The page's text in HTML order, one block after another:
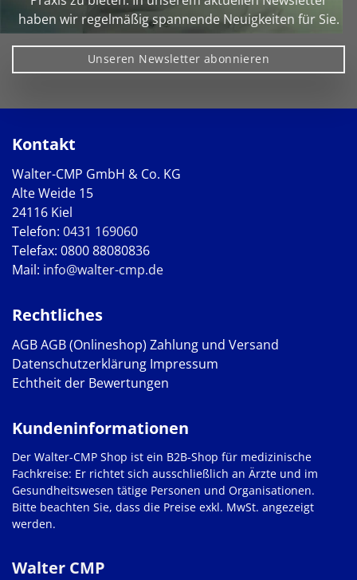
haben wir regelmäßig spannende Neuigkeiten für Sie.
Unseren Newsletter abonnieren
Kontakt
Walter-CMP GmbH & Co. KG
Alte Weide 15
24116 Kiel
Telefon: 0431 169060
Telefax: 0800 88080836
Mail: info@walter-cmp.de
Rechtliches
AGBAGB (Onlineshop) Zahlung und Versand
Datenschutzerklärung Impressum
Echtheit der Bewertungen
Walter CMP
Kundeninformationen
Der Walter-CMP Shop ist ein B2B-Shop für medizinische
Fachkreise: Er richtet sich ausschließlich an Ärzte und im
Gesundheitswesen tätige Personen und Organisationen.
Bitte beachten Sie, dass die Preise exkl. MwSt. angezeigt
werden.